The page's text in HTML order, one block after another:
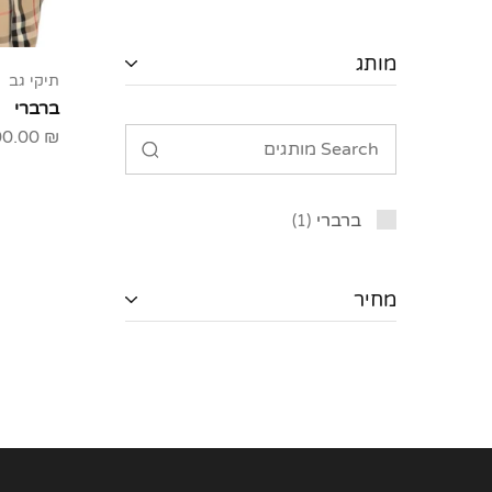
תיקי גב
ברברי
₪
מותג
ברברי 1
מחיר